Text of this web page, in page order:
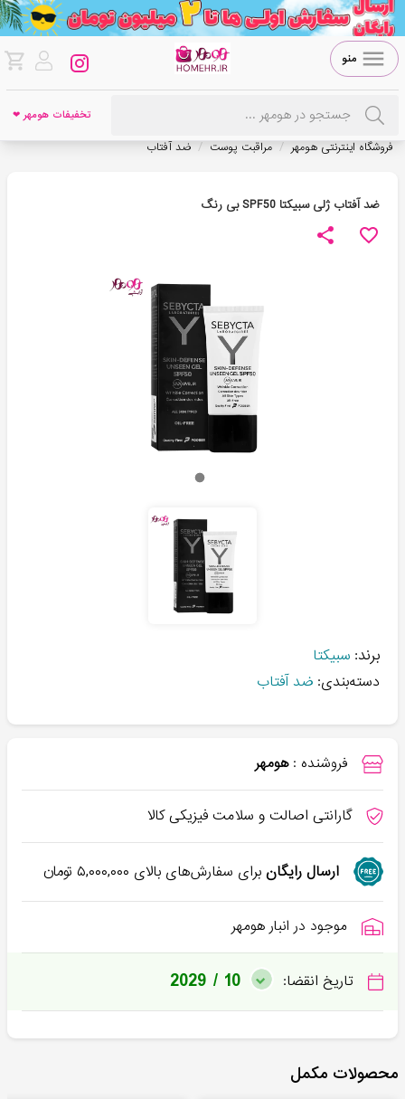
منو
تخفیفات هومهر ❤
فروشگاه اینترنتی هومهر / مراقبت پوست / ضد آفتاب
ضد آفتاب ژلی سبیکتا SPF50 بی رنگ
برند: سبیکتا
دسته‌بندی: ضد آفتاب
فروشنده : هومهر
گارانتی اصالت و سلامت فیزیکی کالا
ارسال رایگانبرای سفارش‌های بالای ۵,۰۰۰,۰۰۰تومان
موجود در انبار هومهر
تاریخ انقضا: 2029 / 10
محصولات مکمل